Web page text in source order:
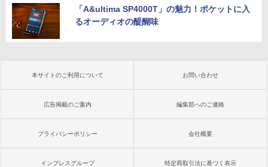
「A&ultima SP4000T」の魅力！ポケットに入
るオーディオの醍醐味
本サイトのご利用について お問い合わせ
広告掲載のご案内 編集部へのご連絡
プライバシーポリシー 会社概要
インプレスグループ 特定商取引法に基づく表示